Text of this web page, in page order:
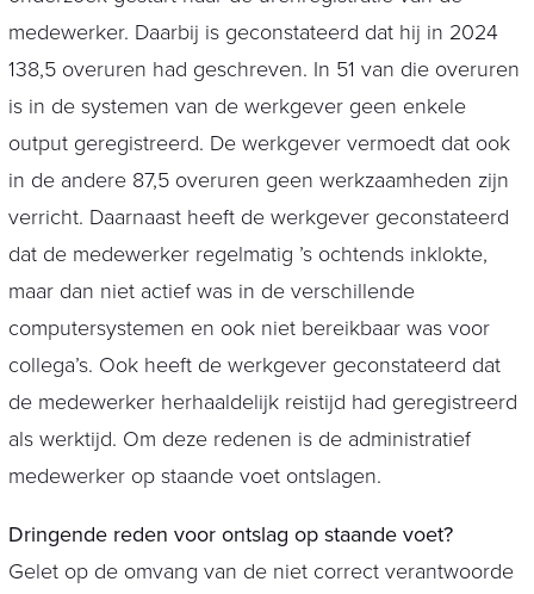
medewerker. Daarbij is geconstateerd dat hij in 2024
138,5 overuren had geschreven. In 51 van die overuren
is in de systemen van de werkgever geen enkele
output geregistreerd. De werkgever vermoedt dat ook
in de andere 87,5 overuren geen werkzaamheden zijn
verricht. Daarnaast heeft de werkgever geconstateerd
dat de medewerker regelmatig ’s ochtends inklokte,
maar dan niet actief was in de verschillende
computersystemen en ook niet bereikbaar was voor
collega’s. Ook heeft de werkgever geconstateerd dat
de medewerker herhaaldelijk reistijd had geregistreerd
als werktijd. Om deze redenen is de administratief
medewerker op staande voet ontslagen.
Dringende reden voor ontslag op staande voet?
Gelet op de omvang van de niet correct verantwoorde